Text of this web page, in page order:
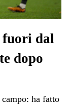
fuori dal
dopo
ha fatto